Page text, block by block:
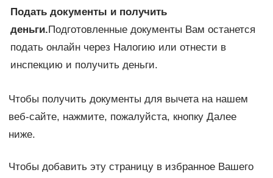
Подать документы и получить
деньги. Подготовленные документы Вам останется
подать онлайн через Налогию или отнести в
инспекцию и получить деньги.
Чтобы получить документы для вычета на нашем
веб-сайте, нажмите, пожалуйста, кнопку Далее
ниже.
Чтобы добавить эту страницу в избранное Вашего